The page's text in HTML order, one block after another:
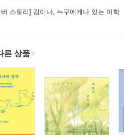
가도 모를 기괴한 행복감
의 언어
잠깐 쉬었다 갈 것”
자라서 어른아이가 되는 아이러니
것
않아도 충분히 행복한 것
버 스토리] 김이나, 누구에게나 있는 미학
른 상품